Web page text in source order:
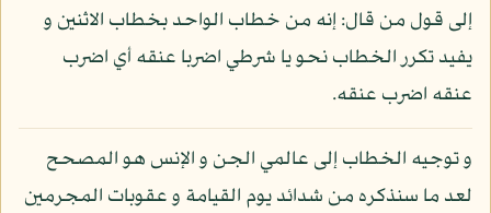
إلى قول من قال: إنه من خطاب الواحد بخطاب الاثنين و
يفيد تكرر الخطاب نحو يا شرطي اضربا عنقه أي اضرب
عنقه اضرب عنقه.
و توجيه الخطاب إلى عالمي الجن و الإنس هو المصحح
لعد ما سنذكره من شدائد يوم القيامة و عقوبات المجرمين